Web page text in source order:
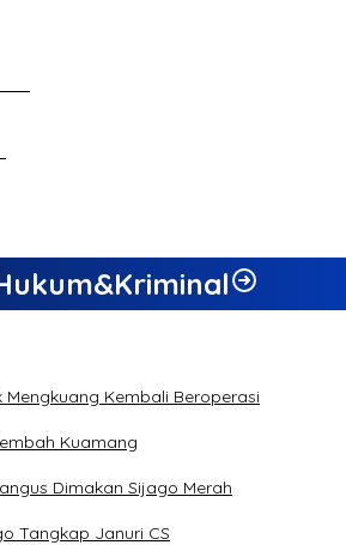
Mengkuang Kembali Beroperasi
Kuamang
Dimakan Sijago Merah
Tangkap Januri CS